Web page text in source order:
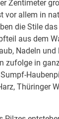
Zentimeter
vor allem in
die Stile
aus dem
Nadeln
zufolge in
Thüringer